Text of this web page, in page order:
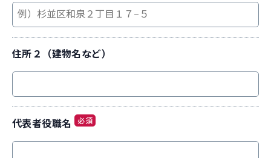
住所２（建物名など）
代表者役職名 必須